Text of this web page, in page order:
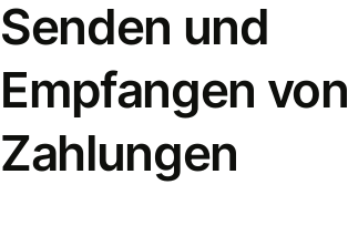
Senden und
Empfangen von
Zahlungen